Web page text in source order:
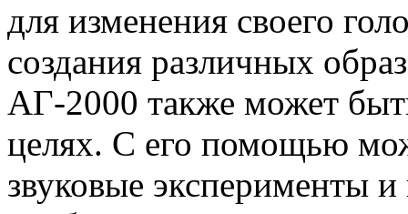
для изменения своего
создания различных
АГ-2000 также может
целях. С его помощью
звуковые эксперименты и